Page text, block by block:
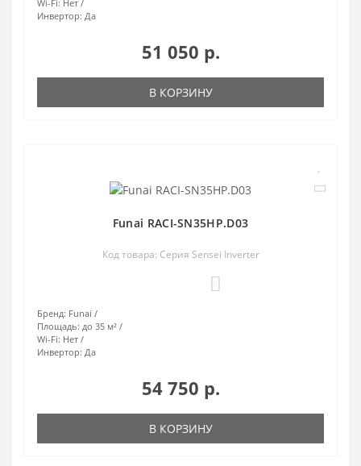
Wi-Fi: Нет
Инвертор: Да
51 050 р.
В КОРЗИНУ
Funai RACI-SN35HP.D03
Код товара: Серия Sensei Inverter
Бренд: Funai
Площадь: до 35 м²
Wi-Fi: Нет
Инвертор: Да
54 750 р.
В КОРЗИНУ